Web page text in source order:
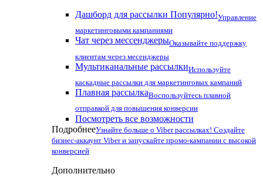
Дашборд для рассылки Популярно!Управление
маркетинговыми кампаниями
Чат через мессенджерыОказывайте поддержку
клиентам через месенджеры
Мультиканальные рассылкиИспользуйте
каскадные рассылки для маркетинговых кампаний
Плавная рассылкаВоспользуйтесь плавной
отправкой для повышения конверсии
Посмотреть все возможности
ПодробнееУзнайте больше о Viber рассылках! Создайте
бизнес-аккаунт Viber и запускайте промо-кампании с высокой
конверсией
Дополнительно